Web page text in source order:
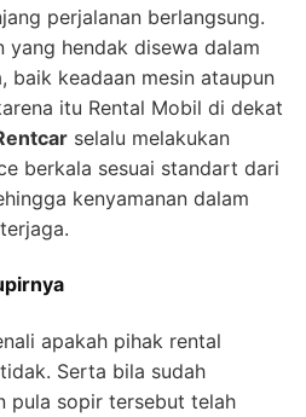
perjalanan berlangsung.
yang hendak disewa dalam
baik keadaan mesin ataupun
itu Rental Mobil di dekat
selalu melakukan
berkala sesuai standart dari
kenyamanan dalam
apakah pihak rental
Serta bila sudah
pula sopir tersebut telah